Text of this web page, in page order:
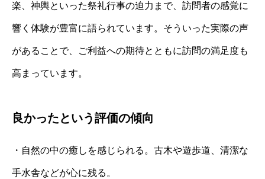
楽、神輿といった祭礼行事の迫力まで、訪問者の感覚に
響く体験が豊富に語られています。そういった実際の声
があることで、ご利益への期待とともに訪問の満足度も
高まっています。
良かったという評価の傾向
・自然の中の癒しを感じられる。古木や遊歩道、清潔な
手水舎などが心に残る。